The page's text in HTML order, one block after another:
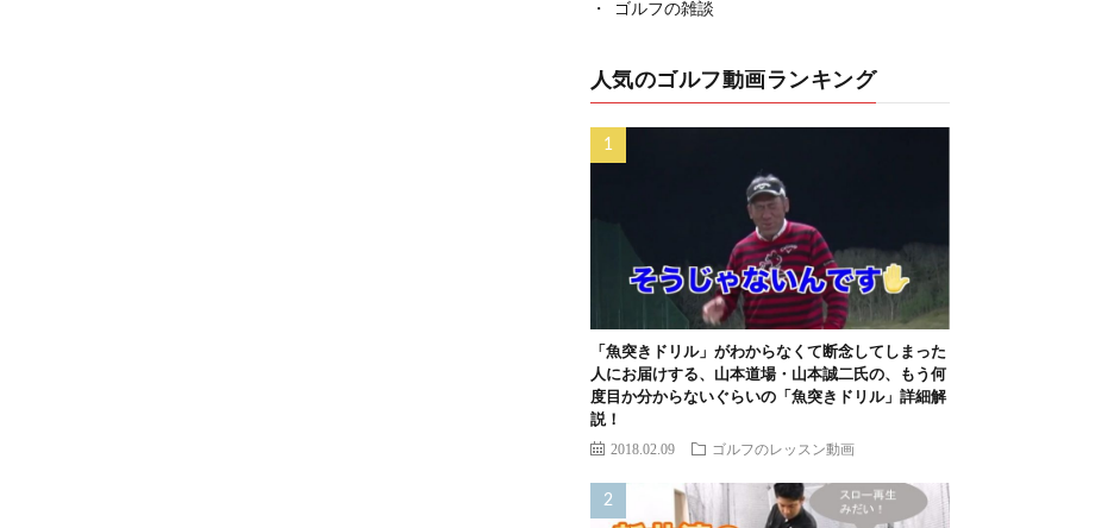
ゴルフの雑談
人気のゴルフ動画ランキング
「魚突きドリル」がわからなくて断念してしまった
人にお届けする、山本道場・山本誠二氏の、もう何
度目か分からないぐらいの「魚突きドリル」詳細解
説！
2018.02.09 ゴルフのレッスン動画